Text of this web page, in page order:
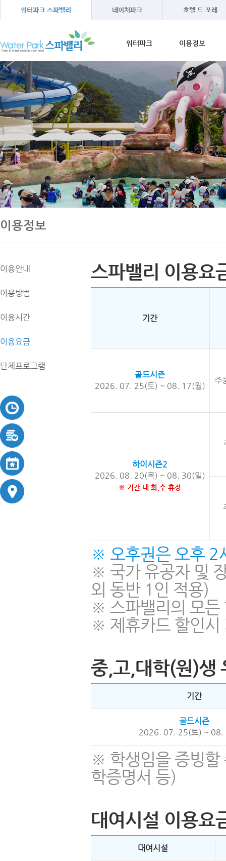
워터파크 스파밸리 네이처파크 호텔 드 포레
워터파크
오시는길
이용정보
이용안내
이용방법
이용시간
이용요금
단체프로그램
이용정보
이용안내
이용방법
이용시간
이용요금
단체프로그램
스파밸리 이용요
기간
골드시즌
2026. 07. 25(토) ~ 08. 17(월)
주
하이시즌2
2026. 08. 20(목) ~ 08. 30(일)
※ 기간 내 화,수 휴장
※ 오후권은 오후 2
※ 국가 유공자 및
외 동반 1인 적용)
※ 스파밸리의 모든
※ 제휴카드 할인시
중,고,대학(원)생
기간
골드시즌
2026. 07. 25(토) ~ 08.
※ 학생임을 증빙할
학증명서 등)
대여시설 이용요
대여시설